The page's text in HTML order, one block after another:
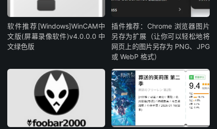
软件推荐[Windows]WinCAM中
文版(屏幕录像软件)v4.0.0.0 中
文绿色版
插件推荐：Chrome 浏览器图片
另存为扩展（让你可以轻松地将
网页上的图片另存为 PNG、JPG
或 WebP 格式）